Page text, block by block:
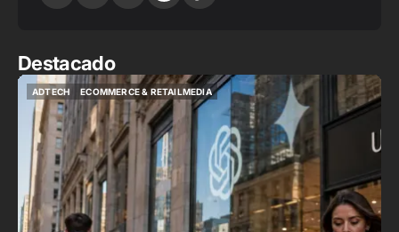
Destacado
ADTECH
ADTECH
ECOMMERCE & RETAILMEDIA
ECOMMERCE & RETAILMEDIA